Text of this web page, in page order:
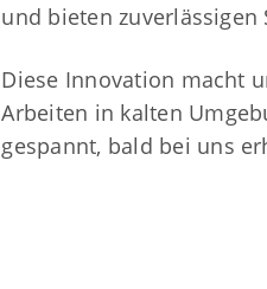
und bieten zuverlässigen
Diese Innovation macht
Arbeiten in kalten
gespannt, bald bei uns
Telefon:+49 7041
E-Mail:
E-Mail: